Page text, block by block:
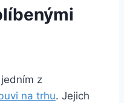
‌z⁣
​na trhu.⁤ Jejich⁤